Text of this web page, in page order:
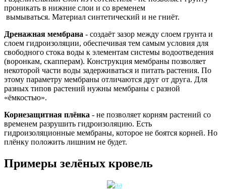
проникать в нижние слои и со временем
вымываться. Материал синтетический и не гниёт.
Дренажная мембрана - создаёт зазор между слоем грунта и
слоем гидроизоляции, обеспечивая тем самым условия для
свободного стока воды к элементам системы водоотведения
(воронкам, скапперам). Конструкция мембраны позволяет
некоторой части воды задерживаться и питать растения. По
этому параметру мембраны отличаются друг от друга. Для
разных типов растений нужны мембраны с разной
«ёмкостью».
Корнезащитная плёнка - не позволяет корням растений со
временем разрушить гидроизоляцию. Есть
гидроизоляционные мембраны, которое не боятся корней. Но
плёнку положить лишним не будет.
Примеры зелёных кровель